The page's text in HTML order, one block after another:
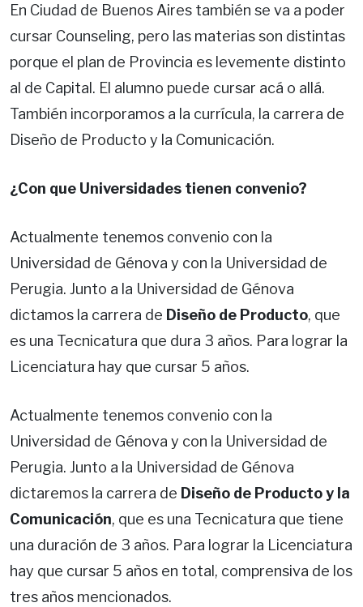
En Ciudad de Buenos Aires también se va a poder
cursar Counseling, pero las materias son distintas
porque el plan de Provincia es levemente distinto
al de Capital. El alumno puede cursar acá o allá.
También incorporamos a la currícula, la carrera de
Diseño de Producto y la Comunicación.
¿Con que Universidades tienen convenio?
Actualmente tenemos convenio con la
Universidad de Génova y con la Universidad de
Perugia. Junto a la Universidad de Génova
dictamos la carrera de Diseño de Producto, que
es una Tecnicatura que dura 3 años. Para lograr la
Licenciatura hay que cursar 5 años.
Actualmente tenemos convenio con la
Universidad de Génova y con la Universidad de
Perugia. Junto a la Universidad de Génova
dictaremos la carrera de Diseño de Producto y la
Comunicación, que es una Tecnicatura que tiene
una duración de 3 años. Para lograr la Licenciatura
hay que cursar 5 años en total, comprensiva de los
tres años mencionados.